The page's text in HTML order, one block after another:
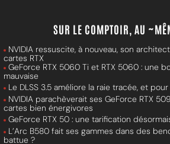
SUR LE COMPTOIR, AU
NVIDIA ressuscite, à nouveau, son
cartes RTX
GeForce RTX 5060 Ti et RTX 5060 : une
mauvaise
Le DLSS 3.5 améliore la raie tracée, et
NVIDIA parachèverait ses GeForce RTX
cartes bien énergivores
GeForce RTX 50 : une tarification
L’Arc B580 fait ses gammes dans des
battue ?